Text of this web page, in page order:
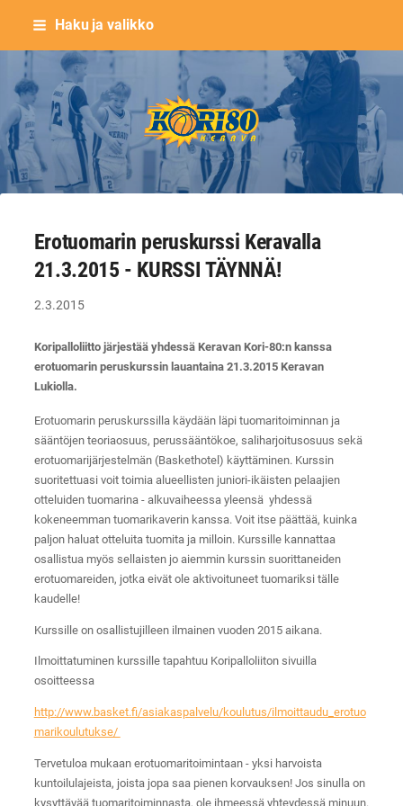
Siirry
sisältöön
Haku ja valikko
Keravan Kori-80 ry
Erotuomarin peruskurssi Keravalla
21.3.2015 - KURSSI TÄYNNÄ!
2.3.2015
Koripalloliitto järjestää yhdessä Keravan Kori-80:n kanssa
erotuomarin peruskurssin lauantaina 21.3.2015 Keravan
Lukiolla.
Erotuomarin peruskurssilla käydään läpi tuomaritoiminnan ja
sääntöjen teoriaosuus, perussääntökoe, saliharjoitusosuus sekä
erotuomarijärjestelmän (Baskethotel) käyttäminen. Kurssin
suoritettuasi voit toimia alueellisten juniori-ikäisten pelaajien
otteluiden tuomarina - alkuvaiheessa yleensä yhdessä
kokeneemman tuomarikaverin kanssa. Voit itse päättää, kuinka
paljon haluat otteluita tuomita ja milloin. Kurssille kannattaa
osallistua myös sellaisten jo aiemmin kurssin suorittaneiden
erotuomareiden, jotka eivät ole aktivoituneet tuomariksi tälle
kaudelle!
Kurssille on osallistujilleen ilmainen vuoden 2015 aikana.
Ilmoittatuminen kurssille tapahtuu Koripalloliiton sivuilla
osoitteessa
http://www.basket.fi/asiakaspalvelu/koulutus/ilmoittaudu_erotuo
marikoulutukse/
Tervetuloa mukaan erotuomaritoimintaan - yksi harvoista
kuntoilulajeista, joista jopa saa pienen korvauksen! Jos sinulla on
kysyttävää tuomaritoiminnasta, ole ihmeessä yhteydessä minuun.